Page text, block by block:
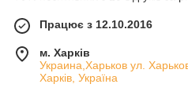
Працює з 12.10.2016
м. Харків
Украина,Харьков ул.
Харків, Україна